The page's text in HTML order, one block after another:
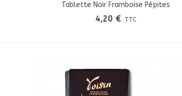
Tablette Noir Framboise Pépites
4,20 € TTC